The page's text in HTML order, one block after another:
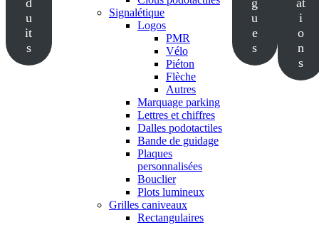
d
u
it
s
Signalétique
Logos
PMR
Vélo
Piéton
Flèche
Autres
Marquage parking
Lettres et chiffres
Dalles podotactiles
Bande de guidage
Plaques
personnalisées
Bouclier
Plots lumineux
Grilles caniveaux
Rectangulaires
g
u
e
s
at
i
o
n
s